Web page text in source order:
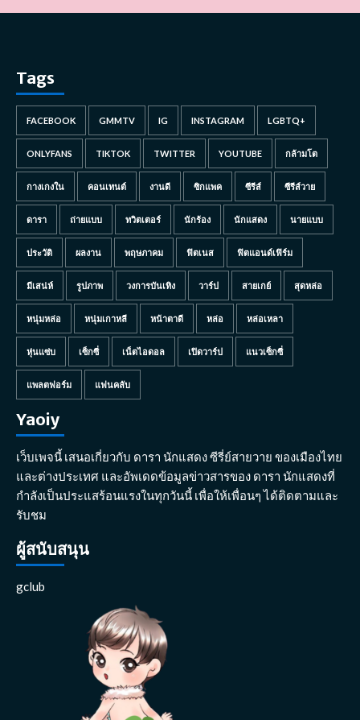
Tags
FACEBOOK GMMTV IG INSTAGRAM LGBTQ+
ONLYFANS TIKTOK TWITTER YOUTUBE กล้ามโต
กางเกงใน คอนเทนต์ งานดี ซิกแพค ซีรีส์ ซีรีส์วาย
ดารา ถ่ายแบบ ทวิตเตอร์ นักร้อง นักแสดง นายแบบ
ประวัติ ผลงาน พฤษภาคม ฟิตเนส ฟิตแอนด์เฟิร์ม
มีเสน่ห์ รูปภาพ วงการบันเทิง วาร์ป สายเกย์ สุดหล่อ
หนุ่มหล่อ หนุ่มเกาหลี หน้าตาดี หล่อ หล่อเหลา
หุ่นแซ่บ เซ็กซี่ เน็ตไอดอล เปิดวาร์ป แนวเซ็กซี่
แพลตฟอร์ม แฟนคลับ
Yaoiy
เว็บเพจนี้ เสนอเกี่ยวกับ ดารา นักแสดง ซีรี่ย์สายวาย ของเมืองไทย
และต่างประเทศ และอัพเดดข้อมูลข่าวสารของ ดารา นักแสดงที่
กำลังเป็นประแสร้อนแรงในทุกวันนี้ เพื่อให้เพื่อนๆ ได้ติดตามและ
รับชม
ผู้สนับสนุน
gclub